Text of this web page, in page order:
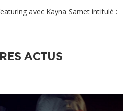
avec Kayna Samet intitulé :
ACTUS